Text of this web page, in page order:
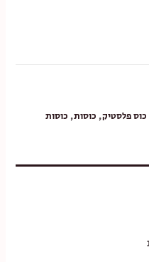
כוס פלסטיק, כוסות, כוסות